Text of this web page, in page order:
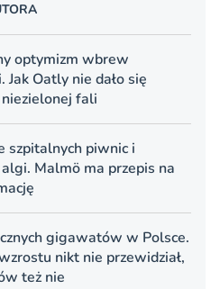
optymizm wbrew
Oatly nie dało się
fali
szpitalnych piwnic i
Malmö ma przepis na
gigawatów w Polsce.
nikt nie przewidział,
też nie